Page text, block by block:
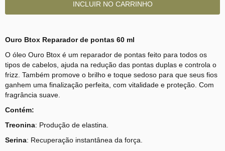
Ouro Btox Reparador de pontas 60 ml
O óleo Ouro Btox é um reparador de pontas feito para todos os
tipos de cabelos, ajuda na redução das pontas duplas e controla o
frizz. Também promove o brilho e toque sedoso para que seus fios
ganhem uma finalização perfeita, com vitalidade e proteção. Com
fragrância suave.
Contém:
Treonina: Produção de elastina.
Serina: Recuperação instantânea da força.